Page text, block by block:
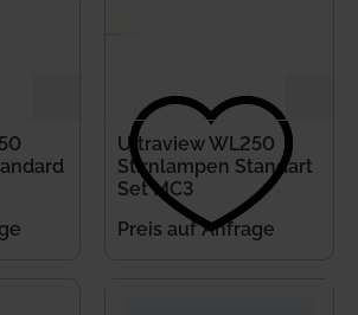
Ultraview WL250
Stirnlampen Standart
Set MC3
Preis auf Anfrage